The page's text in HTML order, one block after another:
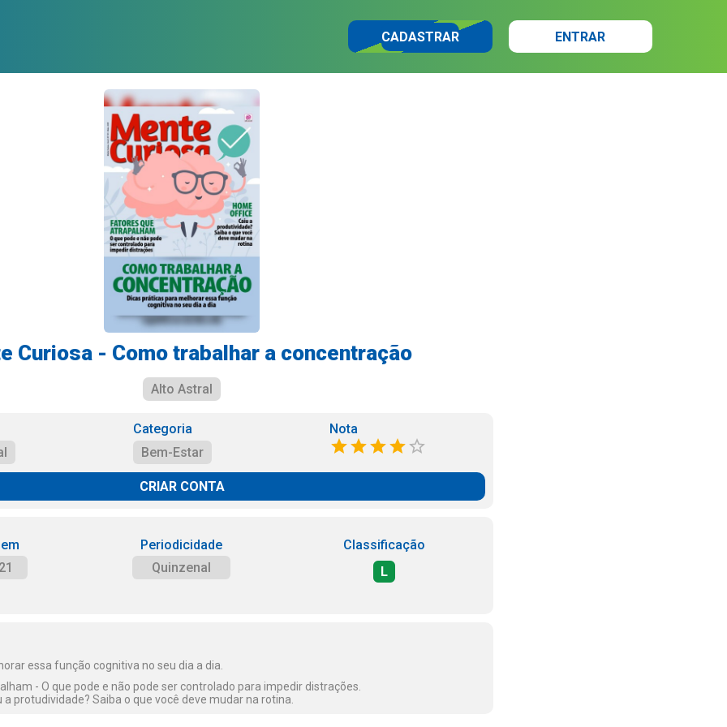
CADASTRAR ENTRAR
Curiosa - Como trabalhar a concentração
Alto Astral
Categoria
Bem-Estar
Nota
CRIAR CONTA
Periodicidade
Quinzenal
Classificação
L
essa função cognitiva no seu dia a dia.
- O que pode e não pode ser controlado para impedir distrações.
a protudividade? Saiba o que você deve mudar na rotina.